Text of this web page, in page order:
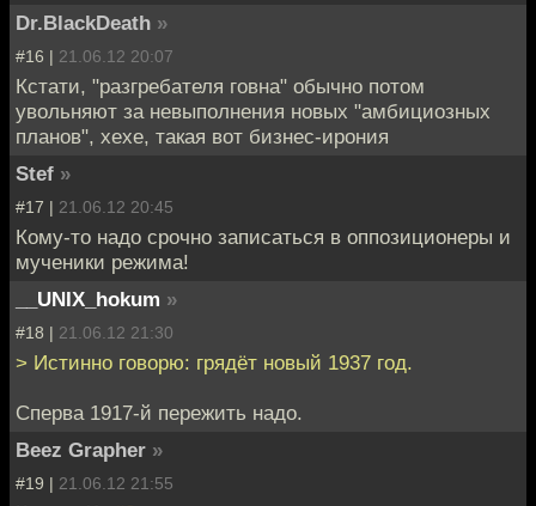
Dr.BlackDeath »
#16 | 21.06.12 20:07
Кстати, "разгребателя говна" обычно потом
увольняют за невыполнения новых "амбициозных
планов", хехе, такая вот бизнес-ирония
Stef »
#17 | 21.06.12 20:45
Кому-то надо срочно записаться в оппозиционеры и
мученики режима!
__UNIX_hokum »
#18 | 21.06.12 21:30
> Истинно говорю: грядёт новый 1937 год.
Сперва 1917-й пережить надо.
Beez Grapher »
#19 | 21.06.12 21:55